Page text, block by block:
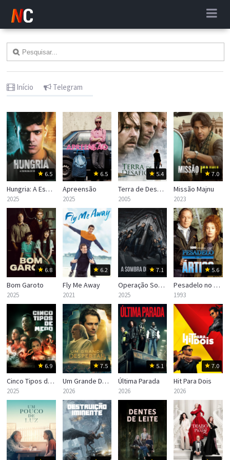
Início Telegram
6.5
Hungria: A Escolha de um Sonho
2025
6.5
Apreensão
2025
5.4
Terra de Desafios
2005
7.0
Missão Majnu
2023
6.8
Bom Garoto
2025
6.2
Fly Me Away
2021
7.1
Operação Sombra
2025
5.6
Pesadelo no Ártico
1993
6.9
Cinco Tipos de Medo
2025
7.5
‎Um Grande Despertar
2026
5.1
Última Parada
2026
7.0
Hit Para Dois
2026